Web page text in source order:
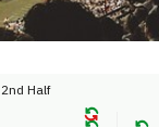
2nd Half